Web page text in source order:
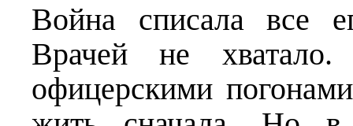
Война списала все
Врачей не
офицерскими